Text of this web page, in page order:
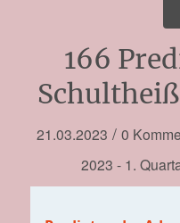
166
21.03.2023 / 0
2023 - 1.